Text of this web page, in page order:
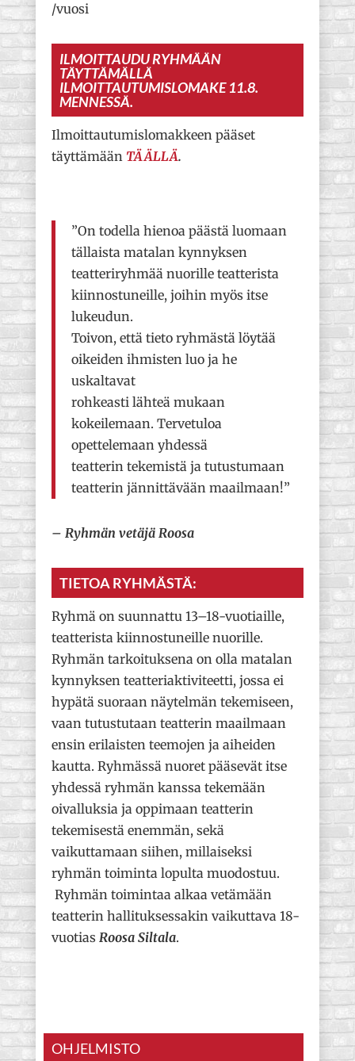
/vuosi
ILMOITTAUDU RYHMÄÄN
TÄYTTÄMÄLLÄ
ILMOITTAUTUMISLOMAKE 11.8.
MENNESSÄ.
Ilmoittautumislomakkeen pääset
täyttämään TÄÄLLÄ.
”On todella hienoa päästä luomaan
tällaista matalan kynnyksen
teatteriryhmää nuorille teatterista
kiinnostuneille, joihin myös itse
lukeudun.
Toivon, että tieto ryhmästä löytää
oikeiden ihmisten luo ja he
uskaltavat
rohkeasti lähteä mukaan
kokeilemaan. Tervetuloa
opettelemaan yhdessä
teatterin tekemistä ja tutustumaan
teatterin jännittävään maailmaan!”
– Ryhmän vetäjä Roosa
TIETOA RYHMÄSTÄ:
Ryhmä on suunnattu 13–18-vuotiaille,
teatterista kiinnostuneille nuorille.
Ryhmän tarkoituksena on olla matalan
kynnyksen teatteriaktiviteetti, jossa ei
hypätä suoraan näytelmän tekemiseen,
vaan tutustutaan teatterin maailmaan
ensin erilaisten teemojen ja aiheiden
kautta. Ryhmässä nuoret pääsevät itse
yhdessä ryhmän kanssa tekemään
oivalluksia ja oppimaan teatterin
tekemisestä enemmän, sekä
vaikuttamaan siihen, millaiseksi
ryhmän toiminta lopulta muodostuu.
Ryhmän toimintaa alkaa vetämään
teatterin hallituksessakin vaikuttava 18-
vuotias Roosa Siltala.
OHJELMISTO